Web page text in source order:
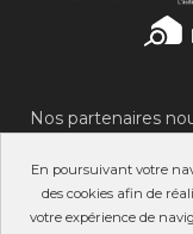
En poursuivant votre
des cookies afin de
votre expérience de
Nos partenaires